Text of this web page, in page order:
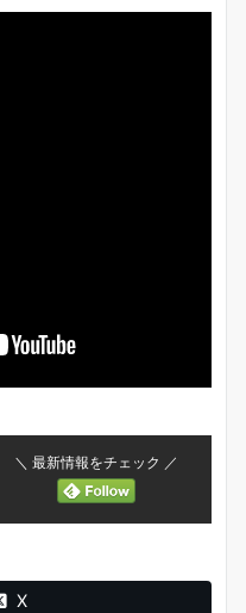
＼ 最新情報をチェック ／
X